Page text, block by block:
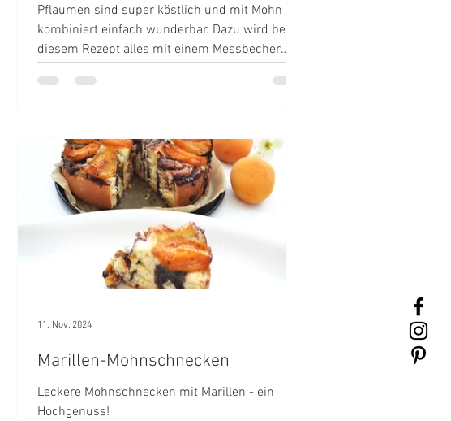
Pflaumen sind super köstlich und mit Mohn
kombiniert einfach wunderbar. Dazu wird bei
diesem Rezept alles mit einem Messbecher
Marillen-Mohnschnecken
Leckere Mohnschnecken mit Marillen - ein
Hochgenuss!
11. Nov. 2024